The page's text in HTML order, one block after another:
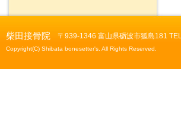
柴田接骨院 〒939-1346 富山県砺波市狐島181
Copyright(C) Shibata bonesetter's. All Rights Reserved.